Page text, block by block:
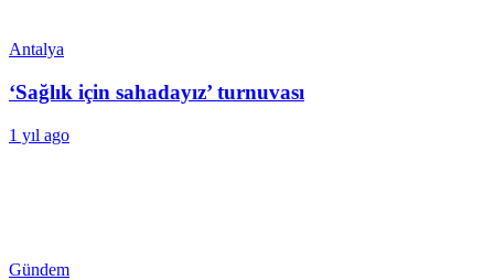
Antalya
‘Sağlık için sahadayız’ turnuvası
1 yıl ago
Gündem